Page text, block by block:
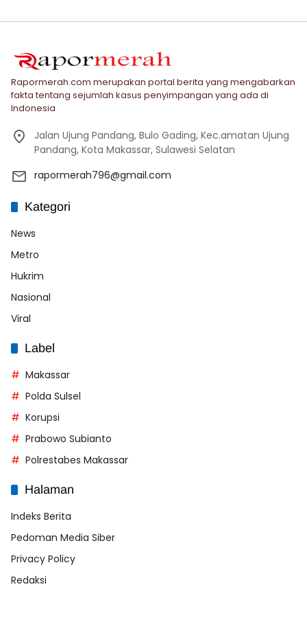
Rapormerah.com merupakan portal berita yang mengabarkan
fakta tentang sejumlah kasus penyimpangan yang ada di
Indonesia
Jalan Ujung Pandang, Bulo Gading, Kec.amatan Ujung
Pandang, Kota Makassar, Sulawesi Selatan
rapormerah796@gmail.com
Kategori
News
Metro
Hukrim
Nasional
Viral
Label
Makassar
Polda Sulsel
Korupsi
Prabowo Subianto
Polrestabes Makassar
Halaman
Indeks Berita
Pedoman Media Siber
Privacy Policy
Redaksi